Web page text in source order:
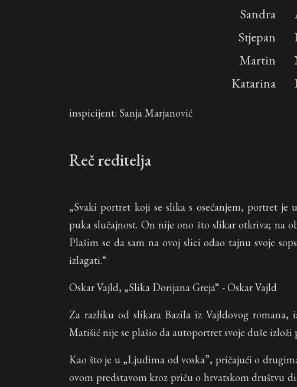
Sandra
Stjepan
Martin
Katarina
inspicijent: Sanja Marjanović
Reč reditelja
„Svaki portret koji se slika s osećanjem, portret
puka slučajnost. On nije ono što slikar otkriva; na
Plašim se da sam na ovoj slici odao tajnu svoje
izlagati.“
Oskar Vajld, „Slika Dorijana Greja“ - Oskar Vajld
Za razliku od slikara Bazila iz Vajldovog romana,
Matišić nije se plašio da autoportret svoje duše izloži
Kao što je u „Ljudima od voska”, pričajući o
ovom predstavom kroz priču o hrvatskom društvu